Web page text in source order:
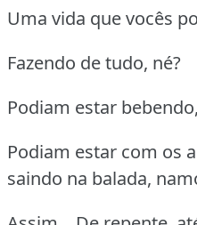
Uma vida que vocês
Fazendo de tudo, né?
Podiam estar
Podiam estar com os
saindo na balada,